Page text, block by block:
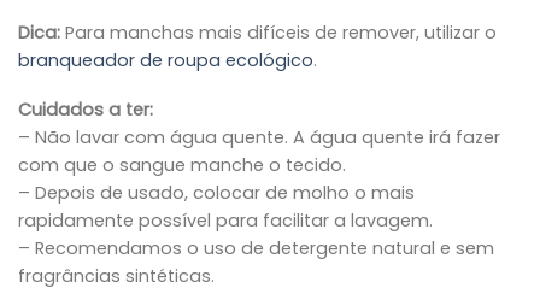
Dica: Para manchas mais difíceis de remover, utilizar o
branqueador de roupa ecológico.
Cuidados a ter:
– Não lavar com água quente. A água quente irá fazer
com que o sangue manche o tecido.
– Depois de usado, colocar de molho o mais
rapidamente possível para facilitar a lavagem.
– Recomendamos o uso de detergente natural e sem
fragrâncias sintéticas.